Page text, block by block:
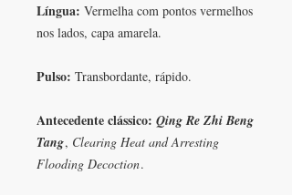
Língua: Vermelha com pontos vermelhos
nos lados, capa amarela.
Pulso: Transbordante, rápido.
Antecedente clássico: Qing Re Zhi Beng
Tang, Clearing Heat and Arresting
Flooding Decoction.